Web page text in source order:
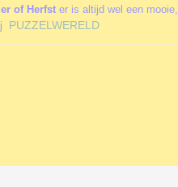
of Herfst er is altijd wel een mooie,
PUZZELWERELD